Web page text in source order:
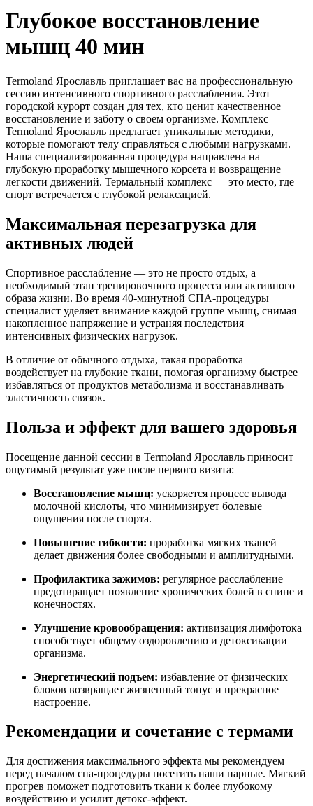
Глубокое восстановление
мышц 40 мин
Termoland Ярославль приглашает вас на профессиональную
сессию интенсивного спортивного расслабления. Этот
городской курорт создан для тех, кто ценит качественное
восстановление и заботу о своем организме. Комплекс
Termoland Ярославль предлагает уникальные методики,
которые помогают телу справляться с любыми нагрузками.
Наша специализированная процедура направлена на
глубокую проработку мышечного корсета и возвращение
легкости движений. Термальный комплекс — это место, где
спорт встречается с глубокой релаксацией.
Максимальная перезагрузка для
активных людей
Спортивное расслабление — это не просто отдых, а
необходимый этап тренировочного процесса или активного
образа жизни. Во время 40-минутной СПА-процедуры
специалист уделяет внимание каждой группе мышц, снимая
накопленное напряжение и устраняя последствия
интенсивных физических нагрузок.
В отличие от обычного отдыха, такая проработка
воздействует на глубокие ткани, помогая организму быстрее
избавляться от продуктов метаболизма и восстанавливать
эластичность связок.
Польза и эффект для вашего здоровья
Посещение данной сессии в Termoland Ярославль приносит
ощутимый результат уже после первого визита:
Восстановление мышц: ускоряется процесс вывода
молочной кислоты, что минимизирует болевые
ощущения после спорта.
Повышение гибкости: проработка мягких тканей
делает движения более свободными и амплитудными.
Профилактика зажимов: регулярное расслабление
предотвращает появление хронических болей в спине и
конечностях.
Улучшение кровообращения: активизация лимфотока
способствует общему оздоровлению и детоксикации
организма.
Энергетический подъем: избавление от физических
блоков возвращает жизненный тонус и прекрасное
настроение.
Рекомендации и сочетание с термами
Для достижения максимального эффекта мы рекомендуем
перед началом спа-процедуры посетить наши парные. Мягкий
прогрев поможет подготовить ткани к более глубокому
воздействию и усилит детокс-эффект.